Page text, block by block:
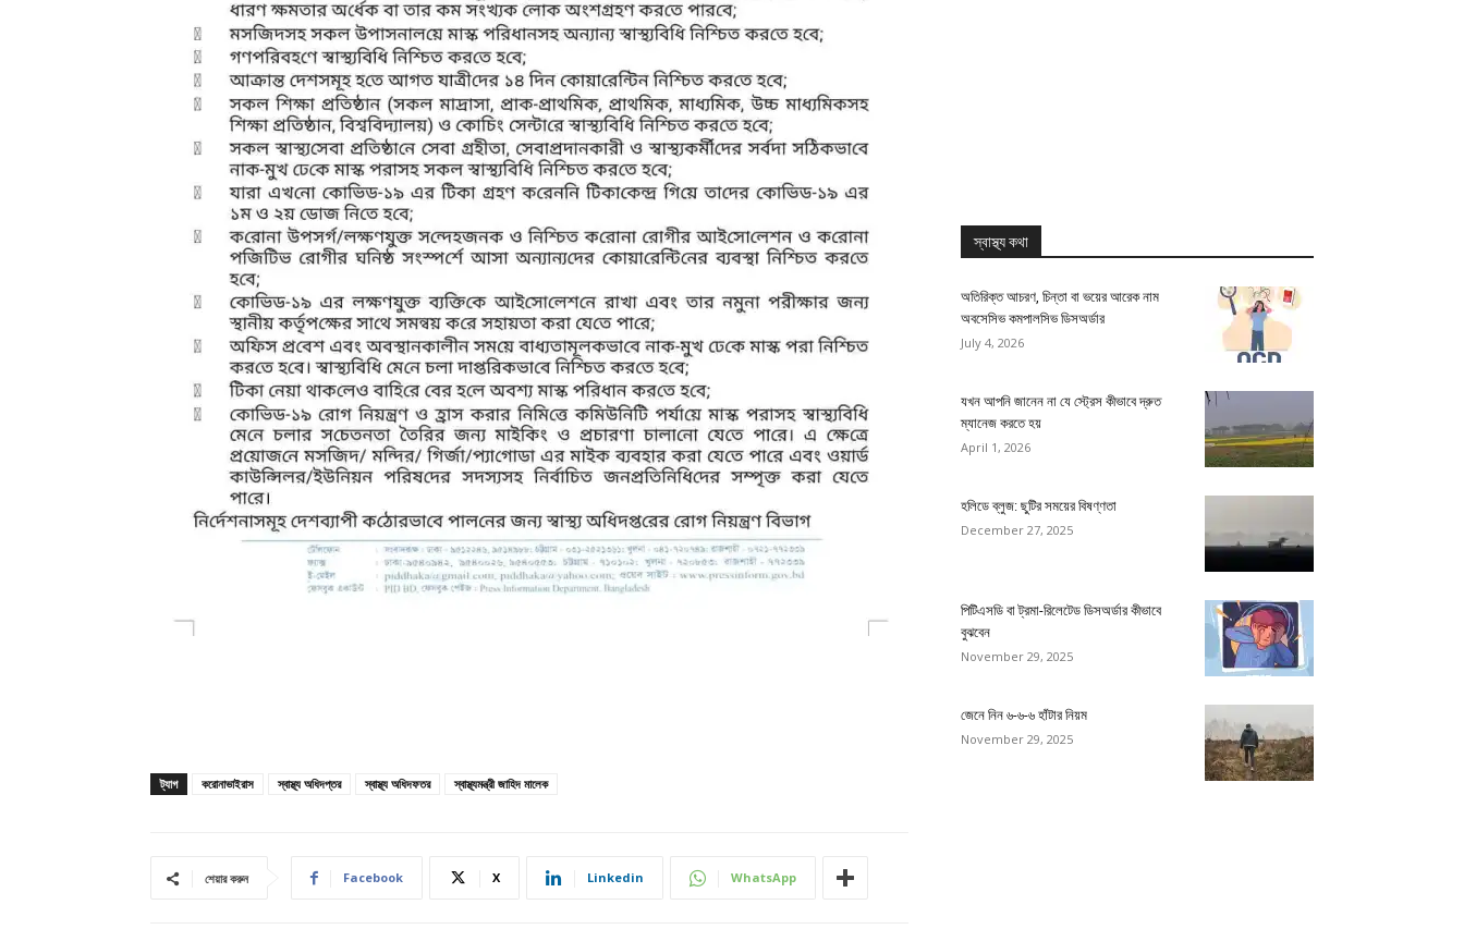
ট্যাগ করোনাভাইরাস স্বাস্থ্য অধিদপ্তর স্বাস্থ্য অধিদফতর স্বাস্থ্যমন্ত্রী জাহিদ মালেক
শেয়ার করুন Facebook X Linkedin WhatsApp
স্বাস্থ্য কথা
অতিরিক্ত আচরণ, চিন্তা বা ভয়ের আরেক নাম
অবসেসিভ কমপালসিভ ডিসঅর্ডার
July 4, 2026
যখন আপনি জানেন না যে স্ট্রেস কীভাবে দ্রুত
ম্যানেজ করতে হয়
April 1, 2026
হলিডে ব্লুজ: ছুটির সময়ের বিষণ্ণতা
December 27, 2025
পিটিএসডি বা ট্রমা-রিলেটেড ডিসঅর্ডার কীভাবে
বুঝবেন
November 29, 2025
জেনে নিন ৬-৬-৬ হাঁটার নিয়ম
November 29, 2025